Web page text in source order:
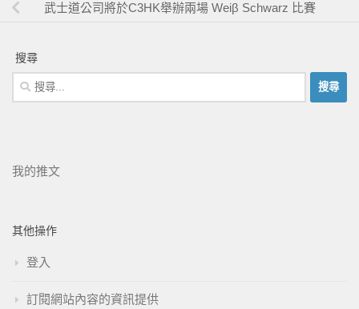
武士道公司將於C3HK舉辦兩場 Weiβ Schwarz 比賽
搜尋
我的推文
其他操作
登入
訂閱網站內容的資訊提供